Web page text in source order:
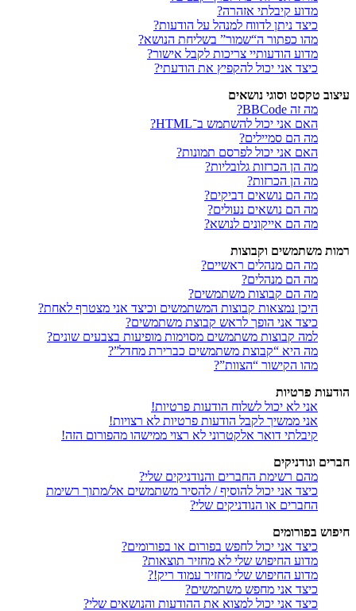
מדוע קיבלתי אזהרה?
כיצד ניתן לדווח למנהל על הודעות?
מהו כפתור ה“שמור” בשליחת הנושא?
מדוע הודעותיי צריכות לקבל אישור?
כיצד אני יכול להקפיץ את הודעתי?
עיצוב טקסט וסוגי נושאים
מה זה BBCode?
האם אני יכול להשתמש ב־HTML?
מה הם סמיילים?
האם אני יכול לפרסם תמונות?
מה הן הכרזות גלובליות?
מה הן הכרזות?
מה הם נושאים דביקים?
מה הם נושאים נעולים?
מה הם אייקונים לנושא?
רמות משתמשים וקבוצות
מה הם מנהלים ראשיים?
מה הם מנהלים?
מה הם קבוצות משתמשים?
היכן נמצאות קבוצות המשתמשים וכיצד אני מצטרף לאחת?
כיצד אני הופך לראש קבוצת משתמשים?
למה קבוצות משתמשים מסוימות מופיעות בצבעים שונים?
מה היא “קבוצת משתמשים כברירת מחדל”?
מהו הקישור “הצוות”?
הודעות פרטיות
אני לא יכול לשלוח הודעות פרטיות!
אני ממשיך לקבל הודעות פרטיות לא רצויות!
קיבלתי דואר אלקטרוני לא רצוי ממישהו מהפורום הזה!
חברים ונודניקים
מהם רשימת החברים והנודניקים שלי?
כיצד אני יכול להוסיף / להסיר משתמשים אל/מתוך רשימת
החברים או הנודניקים שלי?
חיפוש בפורומים
כיצד אני יכול לחפש בפורום או בפורומים?
מדוע החיפוש שלי לא מחזיר תוצאות?
מדוע החיפוש שלי מחזיר עמוד ריק!?
כיצד אני מחפש משתמשים?
כיצד אני יכול למצוא את ההודעות והנושאים שלי?